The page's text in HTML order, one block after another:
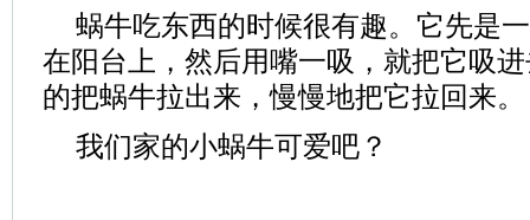
蜗牛吃东西的时候很有趣。它先是
在阳台上，然后用嘴一吸，就把它吸
的把蜗牛拉出来，慢慢地把它拉回来。
我们家的小蜗牛可爱吧？